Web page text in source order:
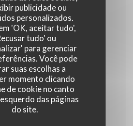
publicidade ou
personalizados.
'OK, aceitar tudo',
tudo' ou
para gerenciar
Você pode
suas escolhas a
momento clicando
de cookie no canto
das páginas
do site.
6,00 EUR
Nectaire
6,00 EUR
Cantal
6,00 EUR